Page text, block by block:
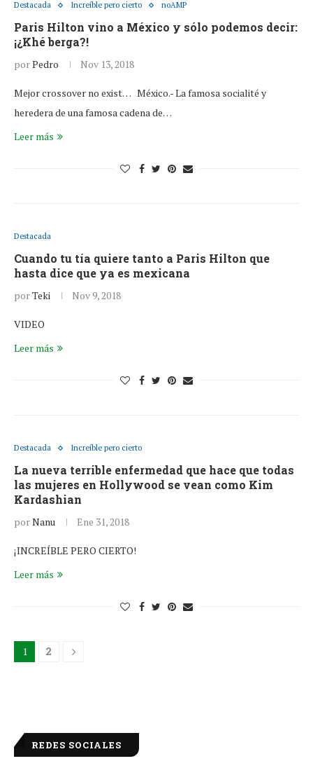
Destacada Increíble pero cierto noAMP
Paris Hilton vino a México y sólo podemos decir:
¡¿Khé berga?!
porPedro Nov 13, 2018
Mejor crossover no exist… México.- La famosa socialité y
heredera de una famosa cadena de…
Leer más
Destacada
Cuando tu tía quiere tanto a Paris Hilton que
hasta dice que ya es mexicana
porTeki Nov 9, 2018
VIDEO
Leer más
Destacada Increíble pero cierto
La nueva terrible enfermedad que hace que todas
las mujeres en Hollywood se vean como Kim
Kardashian
porNanu Ene 31, 2018
¡INCREÍBLE PERO CIERTO!
Leer más
1 2
REDES SOCIALES